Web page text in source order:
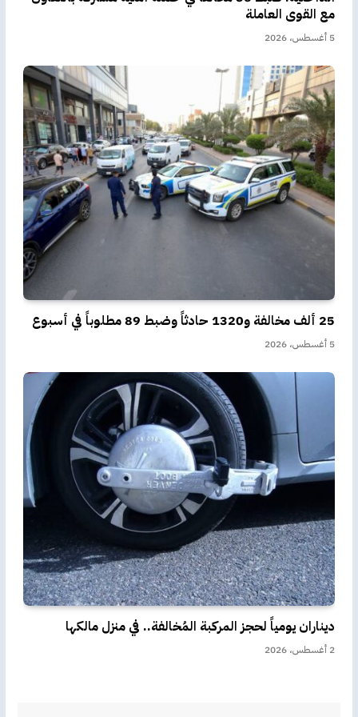
مع القوى العاملة
5 أغسطس، 2026
25 ألف مخالفة و1320 حادثاً وضبط 89 مطلوباً في أسبوع
5 أغسطس، 2026
ديناران يومياً لحجز المركبة المُخالفة.. في منزل مالكها
2 أغسطس، 2026